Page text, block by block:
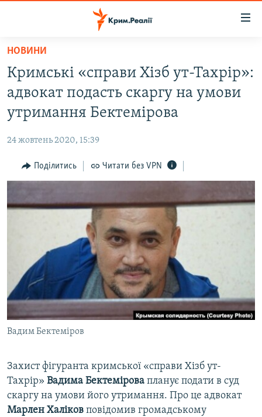
Перейти
основного
матеріалу
до
основної
Перейти
до
ВОДА.КРИМ
БЛОГИ
ПОГЛЯД
ВСЕ ЗА ДЕНЬ
ДЕПОРТАЦІЯ
ВІДЕОУРОКИ «ELIFBE»
СВІДЧЕННЯ ОКУПАЦІЇ
УКРАЇНСЬКА ПРОБЛЕМА КРИМУ
ІНФОГРАФІКА
ЯК ОБІЙТИ БЛОКУВАННЯ
Русский
Qırımtatar
ДОЛУЧАЙСЯ!
Усі сайти RFE/RL
НОВИНИ
Кримські «справи Хізб ут-Тахрір»:
адвокат подасть скаргу на умови
утримання Бектемірова
24 жовтень 2020, 15:39
Поділитись Читати без VPN
Вадим Бектеміров
Захист фігуранта кримської «справи Хізб ут-
Тахрір» Вадима Бектемірова планує подати в суд
скаргу на умови його утримання. Про це адвокат
Марлен Халіков повідомив громадському